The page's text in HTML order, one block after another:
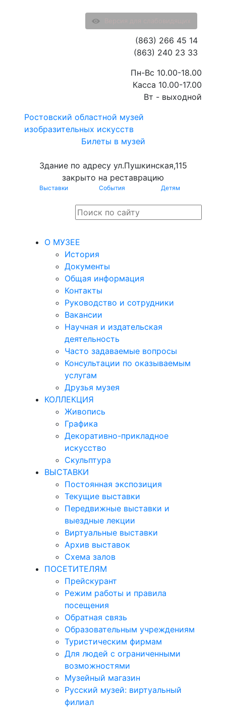
Ростовский областной музей
изобразительных искусств
Билеты в музей
Здание по адресу ул.Пушкинская,115
закрыто на реставрацию
Выставки События Детям
(863) 266 45 14
(863) 240 23 33
Пн-Вс 10.00-18.00
Касса 10.00-17.00
Вт - выходной
О МУЗЕЕ
История
Документы
Общая информация
Контакты
Руководство и сотрудники
Вакансии
Научная и издательская
деятельность
Часто задаваемые вопросы
Консультации по оказываемым
услугам
Друзья музея
КОЛЛЕКЦИЯ
Живопись
Графика
Декоративно-прикладное
искусство
Скульптура
ВЫСТАВКИ
Постоянная экспозиция
Текущие выставки
Передвижные выставки и
выездные лекции
Виртуальные выставки
Архив выставок
Схема залов
ПОСЕТИТЕЛЯМ
Прейскурант
Режим работы и правила
посещения
Обратная связь
Образовательным учреждениям
Туристическим фирмам
Для людей с ограниченными
возможностями
Музейный магазин
Русский музей: виртуальный
филиал